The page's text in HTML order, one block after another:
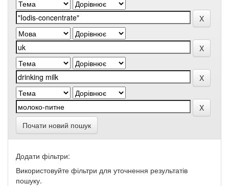
Почати новий пошук
Додати фільтри:
Використовуйте фільтри для уточнення результатів
пошуку.